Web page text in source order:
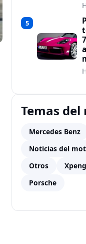
5
Temas
Mercedes Benz
Noticias del
Otros
Xpeng
Porsche